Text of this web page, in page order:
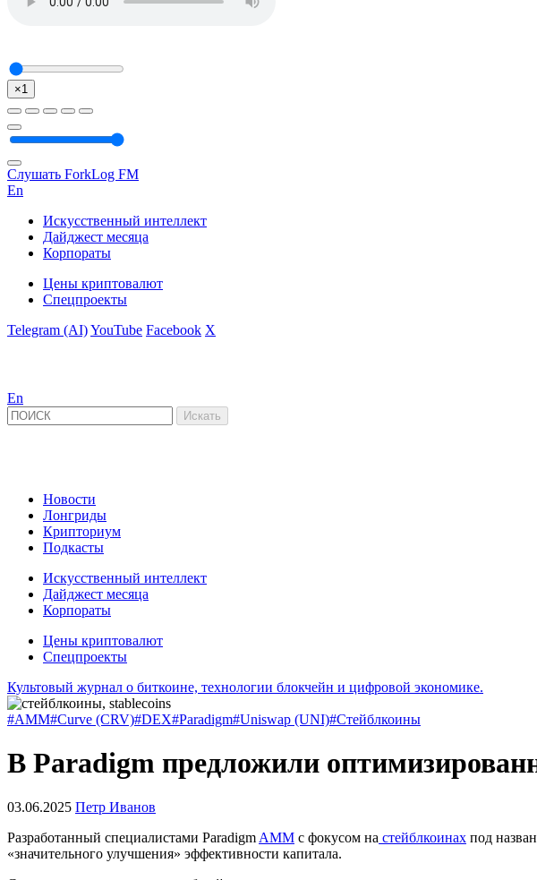
×1
Слушать ForkLog FM
En
Искусственный интеллект
Дайджест месяца
Корпораты
Цены криптовалют
Спецпроекты
Telegram (AI)YouTube Facebook X
En
Новости
Лонгриды
Крипториум
Подкасты
Искусственный интеллект
Дайджест месяца
Корпораты
Цены криптовалют
Спецпроекты
Культовый журнал о биткоине, технологии блокчейн и цифровой экономике.
#AMM#Curve (CRV)#DEX#Paradigm#Uniswap (UNI)#Стейблкоины
В Paradigm предложили
03.06.2025 Петр Иванов
Разработанный специалистами Paradigm AMM с фокусом на стейблкоинах под
«значительного улучшения» эффективности капитала.